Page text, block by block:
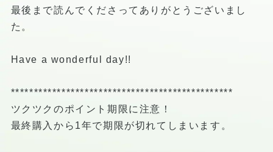
最後まで読んでくださってありがとうございまし
た。
Have a wonderful day!!
************************************************
ツクツクのポイント期限に注意！
最終購入から1年で期限が切れてしまいます。